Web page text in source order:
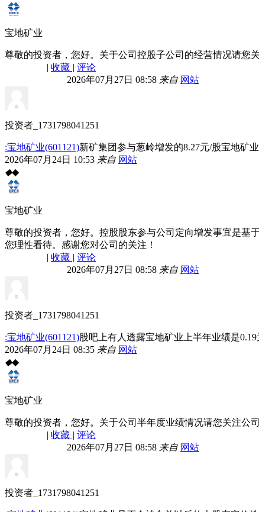
宝地矿业
尊敬的投资者，您好。关于公司控股子公司的经营情况请您
| 收藏 | 评论
2026年07月27日 08:58 来自 网站
投资者_1731798041251
:宝地矿业(601121)新矿集团参与葱岭增发的8.27元/股宝地矿
2026年07月24日 10:53 来自 网站
◆◆
宝地矿业
尊敬的投资者，您好。控股股东参与公司定向增发事宜是基
您理性看待。感谢您对公司的关注！
| 收藏 | 评论
2026年07月27日 08:58 来自 网站
投资者_1731798041251
:宝地矿业(601121)股吧上有人透露宝地矿业上半年业绩是
2026年07月24日 08:35 来自 网站
◆◆
宝地矿业
尊敬的投资者，您好。关于公司半年度业绩情况请您关注公
| 收藏 | 评论
2026年07月27日 08:58 来自 网站
投资者_1731798041251